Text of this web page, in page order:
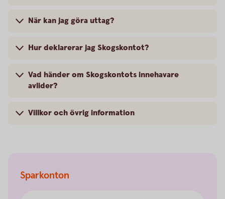
När kan jag göra uttag?
Hur deklarerar jag Skogskontot?
Vad händer om Skogskontots innehavare
avlider?
Villkor och övrig information
Sparkonton